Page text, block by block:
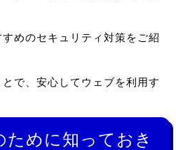
めのセキュリティ対策をご紹
で、安心してウェブを利用す
ために知っておき